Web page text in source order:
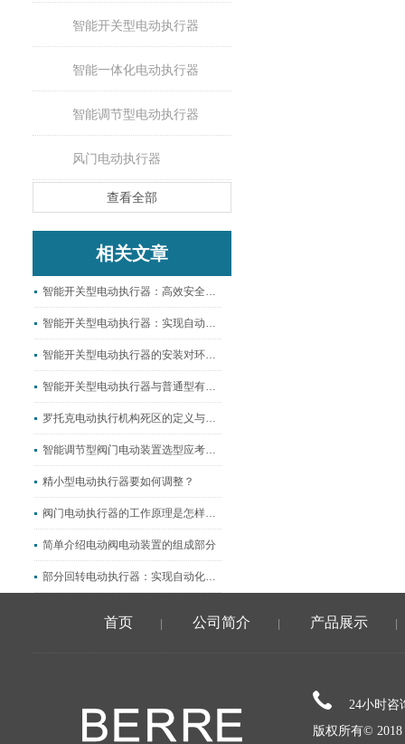
智能开关型电动执行器
智能一体化电动执行器
智能调节型电动执行器
风门电动执行器
查看全部
相关文章
智能开关型电动执行器：高效安全的远程启闭专家
智能开关型电动执行器：实现自动化控制的新选择
智能开关型电动执行器的安装对环境和介质都有哪些要求？
智能开关型电动执行器与普通型有哪些区别？
罗托克电动执行机构死区的定义与调整
智能调节型阀门电动装置选型应考虑这几点
精小型电动执行器要如何调整？
阀门电动执行器的工作原理是怎样的？
简单介绍电动阀电动装置的组成部分
部分回转电动执行器：实现自动化控制的理想选择
首页 公司简介 产品展示
24小时咨
版权所有©